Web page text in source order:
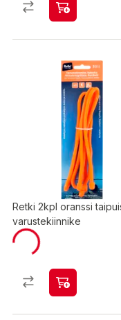
Retki 2kpl oranssi
varustekiinnike